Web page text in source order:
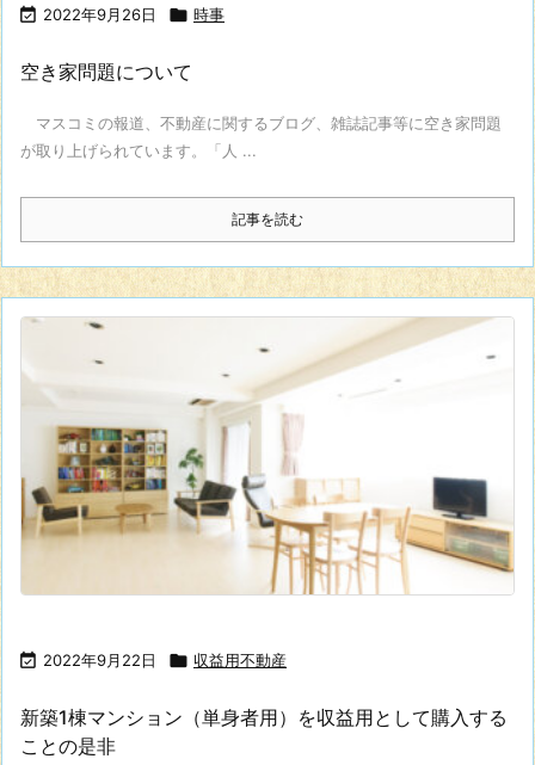
 2022年9月26日  時事
空き家問題について
マスコミの報道、不動産に関するブログ、雑誌記事等に空き家問題
が取り上げられています。「人 ...
記事を読む
 2022年9月22日  収益用不動産
新築1棟マンション（単身者用）を収益用として購入する
ことの是非